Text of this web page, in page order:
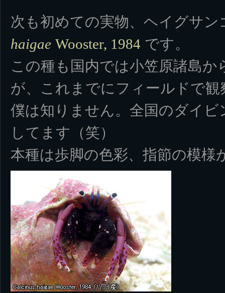
次も初めての実物、ヘイグサン
haigae Wooster, 1984 です。
この種も国内では小笠原諸島
が、これまでにフィールドで
僕は知りません。全国のダイ
してます（笑）
本種は歩脚の色彩、指節の模様